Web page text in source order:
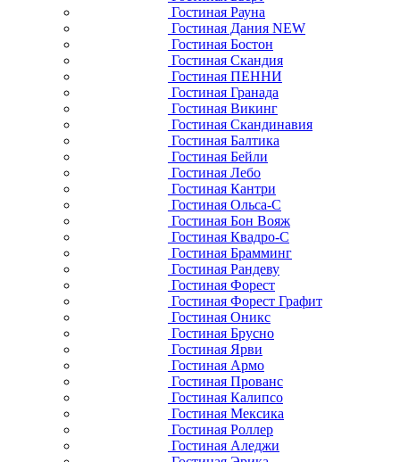
Гостиная Рауна
Гостиная Дания NEW
Гостиная Бостон
Гостиная Скандия
Гостиная ПЕННИ
Гостиная Гранада
Гостиная Викинг
Гостиная Скандинавия
Гостиная Балтика
Гостиная Бейли
Гостиная Лебо
Гостиная Кантри
Гостиная Ольса-С
Гостиная Бон Вояж
Гостиная Квадро-С
Гостиная Брамминг
Гостиная Рандеву
Гостиная Форест
Гостиная Форест Графит
Гостиная Оникс
Гостиная Брусно
Гостиная Ярви
Гостиная Армо
Гостиная Прованс
Гостиная Калипсо
Гостиная Мексика
Гостиная Роллер
Гостиная Аледжи